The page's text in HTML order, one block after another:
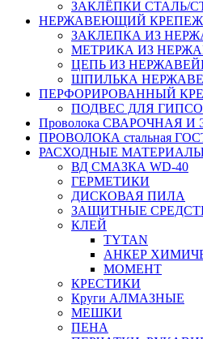
ЗАКЛЁПКИ СТАЛЬ/
НЕРЖАВЕЮЩИЙ КРЕПЕЖ
ЗАКЛЕПКА ИЗ
МЕТРИКА ИЗ
ЦЕПЬ ИЗ
ШПИЛЬКА
ПЕРФОРИРОВАННЫЙ
ПОДВЕС ДЛЯ
Проволока СВАРОЧНАЯ И
ПРОВОЛОКА стальная
РАСХОДНЫЕ
ВД СМАЗКА WD-40
ГЕРМЕТИКИ
ДИСКОВАЯ ПИЛА
ЗАЩИТНЫЕ
КЛЕЙ
TYTAN
АНКЕР
МОМЕНТ
КРЕСТИКИ
Круги АЛМАЗНЫЕ
МЕШКИ
ПЕНА